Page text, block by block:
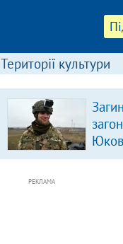
Території культури
Юков
РЕКЛАМА